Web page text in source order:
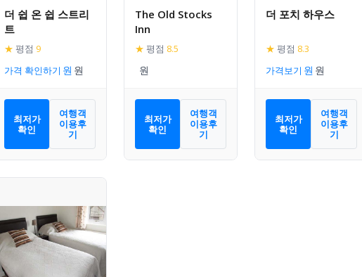
더 쉽 온 쉽 스트리
트
★ 평점 9
가격 확인하기
최저가
확인
여행객
이용후
기
The Old Stocks
Inn
★ 평점 8.5
최저가
확인
여행객
이용후
기
더 포치 하우스
★ 평점 8.3
가격보기
최저가
확인
여행객
이용후
기